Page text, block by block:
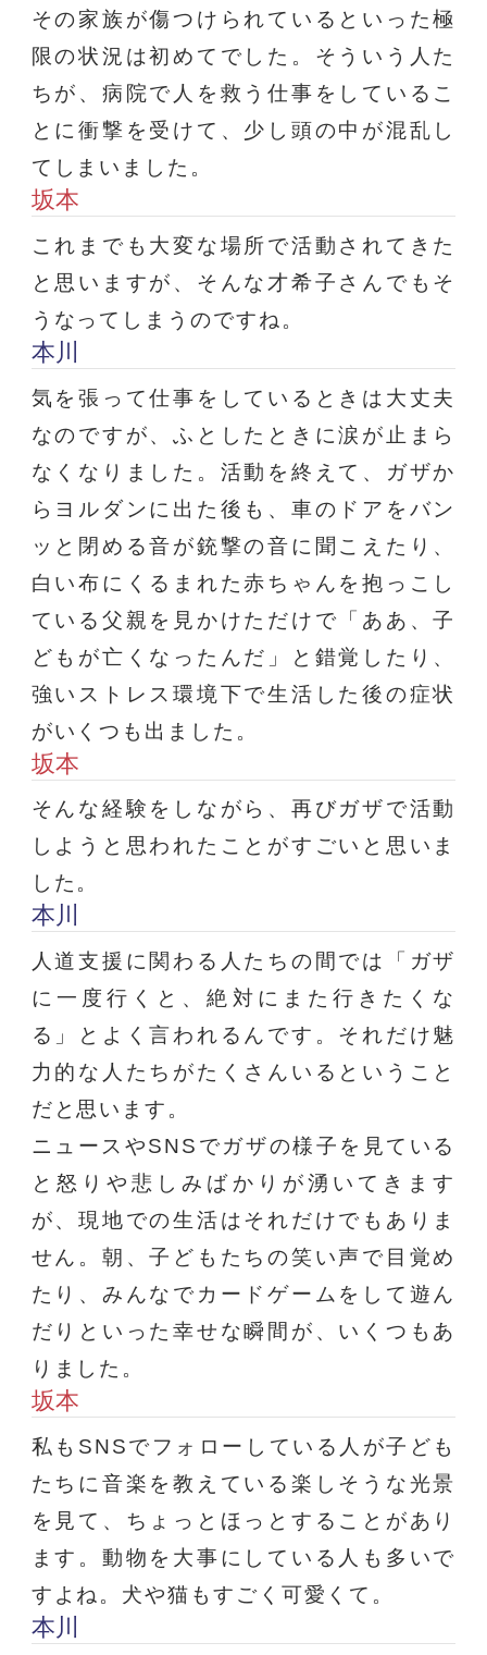
その家族が傷つけられているといった極
限の状況は初めてでした。そういう人た
ちが、病院で人を救う仕事をしているこ
とに衝撃を受けて、少し頭の中が混乱し
てしまいました。
坂本
これまでも大変な場所で活動されてきた
と思いますが、そんな才希子さんでもそ
うなってしまうのですね。
本川
気を張って仕事をしているときは大丈夫
なのですが、ふとしたときに涙が止まら
なくなりました。活動を終えて、ガザか
らヨルダンに出た後も、車のドアをバン
ッと閉める音が銃撃の音に聞こえたり、
白い布にくるまれた赤ちゃんを抱っこし
ている父親を見かけただけで「ああ、子
どもが亡くなったんだ」と錯覚したり、
強いストレス環境下で生活した後の症状
がいくつも出ました。
坂本
そんな経験をしながら、再びガザで活動
しようと思われたことがすごいと思いま
した。
本川
人道支援に関わる人たちの間では「ガザ
に一度行くと、絶対にまた行きたくな
る」とよく言われるんです。それだけ魅
力的な人たちがたくさんいるということ
だと思います。
ニュースやSNSでガザの様子を見ている
と怒りや悲しみばかりが湧いてきます
が、現地での生活はそれだけでもありま
せん。朝、子どもたちの笑い声で目覚め
たり、みんなでカードゲームをして遊ん
だりといった幸せな瞬間が、いくつもあ
りました。
坂本
私もSNSでフォローしている人が子ども
たちに音楽を教えている楽しそうな光景
を見て、ちょっとほっとすることがあり
ます。動物を大事にしている人も多いで
すよね。犬や猫もすごく可愛くて。
本川